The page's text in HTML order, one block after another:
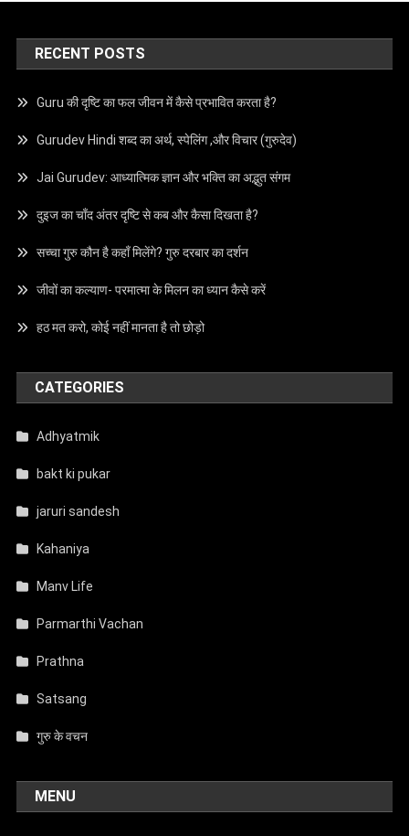
RECENT POSTS
Guru की दृष्टि का फल जीवन में कैसे प्रभावित करता है?
Gurudev Hindi शब्द का अर्थ, स्पेलिंग ,और विचार (गुरुदेव)
Jai Gurudev: आध्यात्मिक ज्ञान और भक्ति का अद्भुत संगम
दुइज का चाँद अंतर दृष्टि से कब और कैसा दिखता है?
सच्चा गुरु कौन है कहाँ मिलेंगे? गुरु दरबार का दर्शन
जीवों का कल्याण- परमात्मा के मिलन का ध्यान कैसे करें
हठ मत करो, कोई नहीं मानता है तो छोड़ो
CATEGORIES
Adhyatmik
bakt ki pukar
jaruri sandesh
Kahaniya
Manv Life
Parmarthi Vachan
Prathna
Satsang
गुरु के वचन
MENU